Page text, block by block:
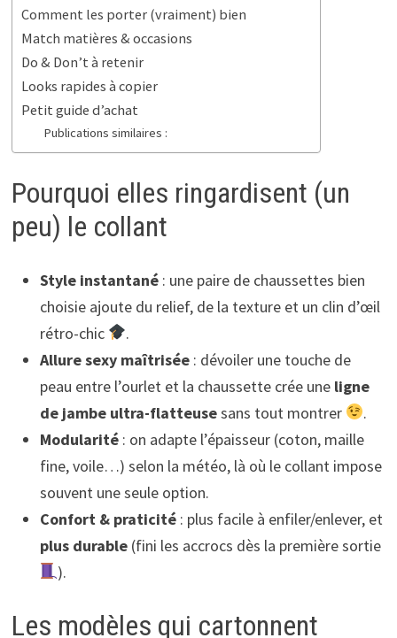
Comment les porter (vraiment) bien
Match matières & occasions
Do & Don’t à retenir
Looks rapides à copier
Petit guide d’achat
Publications similaires :
Pourquoi elles ringardisent (un
peu) le collant
Style instantané: une paire de chaussettes bien
choisie ajoute du relief, de la texture et un clin d’œil
rétro-chic
.
Allure sexy maîtrisée: dévoiler une touche de
peau entre l’ourlet et la chaussette crée une ligne
de jambe ultra-flat­teusesans tout montrer
.
Modularité: on adapte l’épaisseur (coton, maille
fine, voile…) selon la météo, là où le collant impose
souvent une seule option.
Confort & praticité: plus facile à enfiler/enlever, et
plus durable(fini les accrocs dès la première sortie
).
Les modèles qui cartonnent